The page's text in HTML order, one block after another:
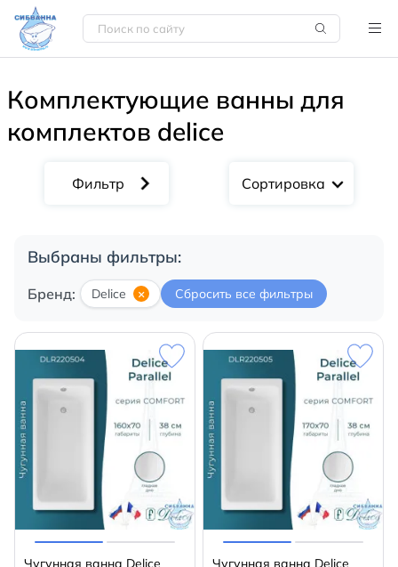
Комплектующие ванны для
комплектов delice
Сортировка
Выбраны фильтры:
Бренд: Delice × Сбросить все фильтры
Чугунная ванна Delice
Чугунная ванна Delice